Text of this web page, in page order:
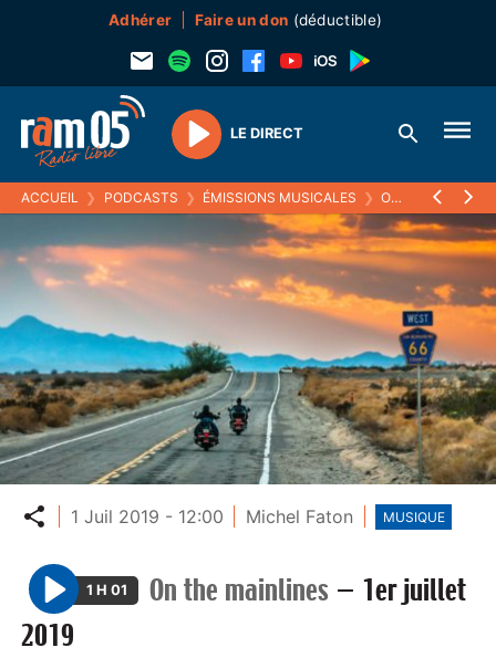
Adhérer Faire un don (déductible)
Play
LE DIRECT
ACCUEIL ❯ PODCASTS ❯ ÉMISSIONS MUSICALES ❯ ON THE MAINLINES
Partager
1 Juil 2019 - 12:00 Michel Faton MUSIQUE
P
l
1 H 01 On the mainlines — 1er juillet
2019